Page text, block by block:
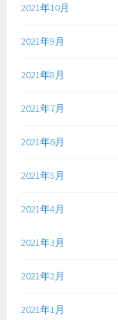
2021年10月
2021年9月
2021年8月
2021年7月
2021年6月
2021年5月
2021年4月
2021年3月
2021年2月
2021年1月